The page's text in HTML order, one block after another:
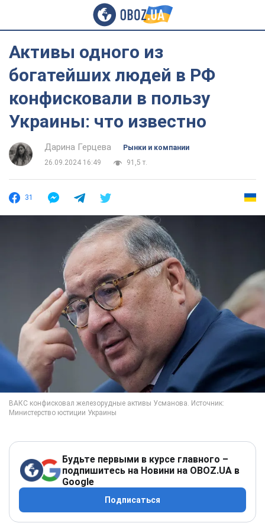
Активы одного из
богатейших людей в РФ
конфисковали в пользу
Украины: что известно
Дарина Герцева
Рынки и компании
26.09.2024 16:49
91,5 т.
31
Будьте первыми в курсе главного –
подпишитесь на Новини на OBOZ.UA в
Google
Подписаться